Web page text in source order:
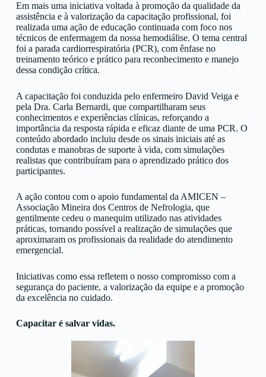
Em mais uma iniciativa voltada à promoção da qualidade da
assistência e à valorização da capacitação profissional, foi
realizada uma ação de educação continuada com foco nos
técnicos de enfermagem da nossa hemodiálise. O tema central
foi a parada cardiorrespiratória (PCR), com ênfase no
treinamento teórico e prático para reconhecimento e manejo
dessa condição crítica.
A capacitação foi conduzida pelo enfermeiro David Veiga e
pela Dra. Carla Bernardi, que compartilharam seus
conhecimentos e experiências clínicas, reforçando a
importância da resposta rápida e eficaz diante de uma PCR. O
conteúdo abordado incluiu desde os sinais iniciais até as
condutas e manobras de suporte à vida, com simulações
realistas que contribuíram para o aprendizado prático dos
participantes.
A ação contou com o apoio fundamental da AMICEN –
Associação Mineira dos Centros de Nefrologia, que
gentilmente cedeu o manequim utilizado nas atividades
práticas, tornando possível a realização de simulações que
aproximaram os profissionais da realidade do atendimento
emergencial.
Iniciativas como essa refletem o nosso compromisso com a
segurança do paciente, a valorização da equipe e a promoção
da excelência no cuidado.
Capacitar é salvar vidas.